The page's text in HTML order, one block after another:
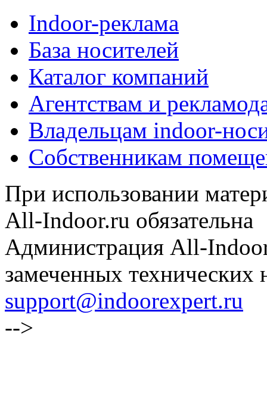
Indoor-реклама
База носителей
Каталог компаний
Агентствам и
Владельцам indoor-
Собственникам
При использовании
All-Indoor.ru обязательна
Администрация All-
замеченных технических
support@indoorexpert.ru
-->